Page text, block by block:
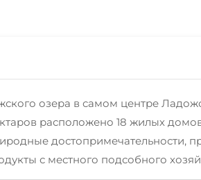
озера в самом центре
расположено 18 жилых
достопримечательности,
с местного подсобного